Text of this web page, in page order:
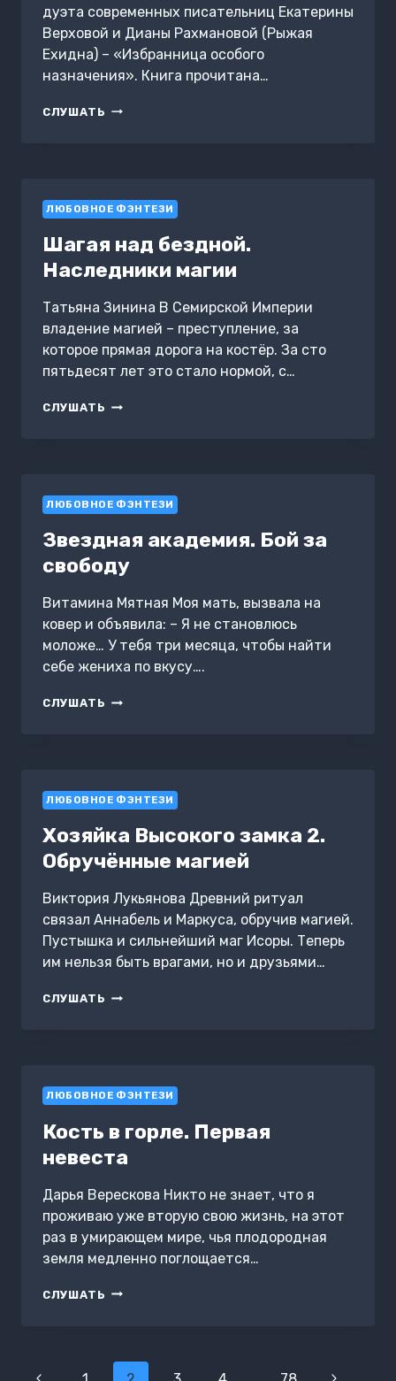
дуэта современных писательниц Екатерины
Верховой и Дианы Рахмановой (Рыжая
Ехидна) – «Избранница особого
назначения». Книга прочитана…
СЛУШАТЬ ИЗБРАННИЦА
ЛЮБОВНОЕ ФЭНТЕЗИ
Шагая над бездной.
Наследники магии
Татьяна Зинина В Семирской Империи
владение магией – преступление, за
которое прямая дорога на костёр. За сто
пятьдесят лет это стало нормой, с…
СЛУШАТЬ ШАГАЯ
ЛЮБОВНОЕ ФЭНТЕЗИ
Звездная академия. Бой за
свободу
Витамина Мятная Моя мать, вызвала на
ковер и объявила: – Я не становлюсь
моложе… У тебя три месяца, чтобы найти
себе жениха по вкусу….
СЛУШАТЬ ЗВЕЗДНАЯ
ЛЮБОВНОЕ ФЭНТЕЗИ
Хозяйка Высокого замка 2.
Обручённые магией
Виктория Лукьянова Древний ритуал
связал Аннабель и Маркуса, обручив магией.
Пустышка и сильнейший маг Исоры. Теперь
им нельзя быть врагами, но и друзьями…
СЛУШАТЬ ХОЗЯЙКА
ЛЮБОВНОЕ ФЭНТЕЗИ
Кость в горле. Первая
невеста
Дарья Верескова Никто не знает, что я
проживаю уже вторую свою жизнь, на этот
раз в умирающем мире, чья плодородная
земля медленно поглощается…
СЛУШАТЬ КОСТЬ
НЕВЕСТА
Навигация